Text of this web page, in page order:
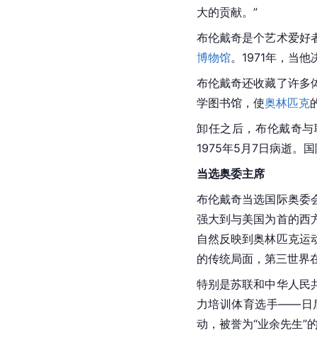
大的贡献。”
布伦戴奇是个艺术爱好
博物馆。1971年，当他
布伦戴奇还收藏了许多
学图书馆，使奥林匹克
卸任之后，布伦戴奇与
1975年5月7日病逝。
当选奥委主席
布伦戴奇当选国际奥委
强大到与美国为首的西
自然反映到奥林匹克运
的传统局面，第三世界
特别是苏联和中华人民
力培训体育选手——日
动，被誉为“业余先生”